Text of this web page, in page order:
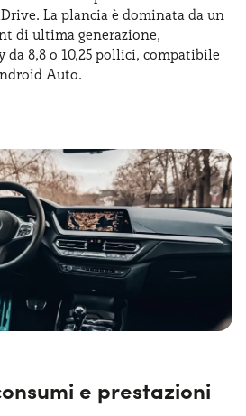
La plancia è dominata da un
di ultima generazione,
8,8 o 10,25 pollici, compatibile
Auto.
vasta gamma di accessori, tra
finiture in alluminio o legno
dire che la connettività sia
questa vettura, con strumenti
alla guidacome il cruise
automatico.
Serie 1 interni riflettono
e l’alta qualità dei materiali tipica
è stato progettato per
e la funzionalità, offrendo uno
alle versioni precedenti,
e prestazioni